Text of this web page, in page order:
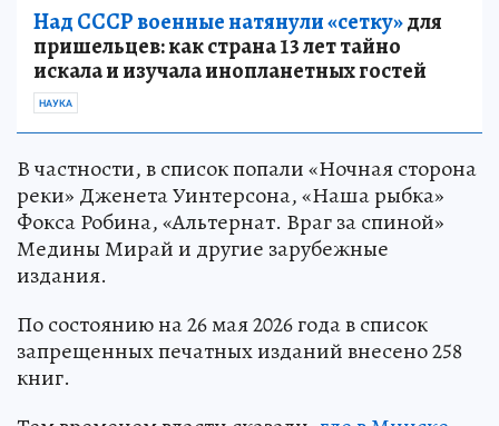
Над СССР военные натянули «сетку»для
пришельцев: как страна 13 лет тайно
искала и изучала инопланетных гостей
НАУКА
В частности, в список попали «Ночная сторона
реки» Дженета Уинтерсона, «Наша рыбка»
Фокса Робина, «Альтернат. Враг за спиной»
Медины Мирай и другие зарубежные
издания.
По состоянию на 26 мая 2026 года в список
запрещенных печатных изданий внесено 258
книг.